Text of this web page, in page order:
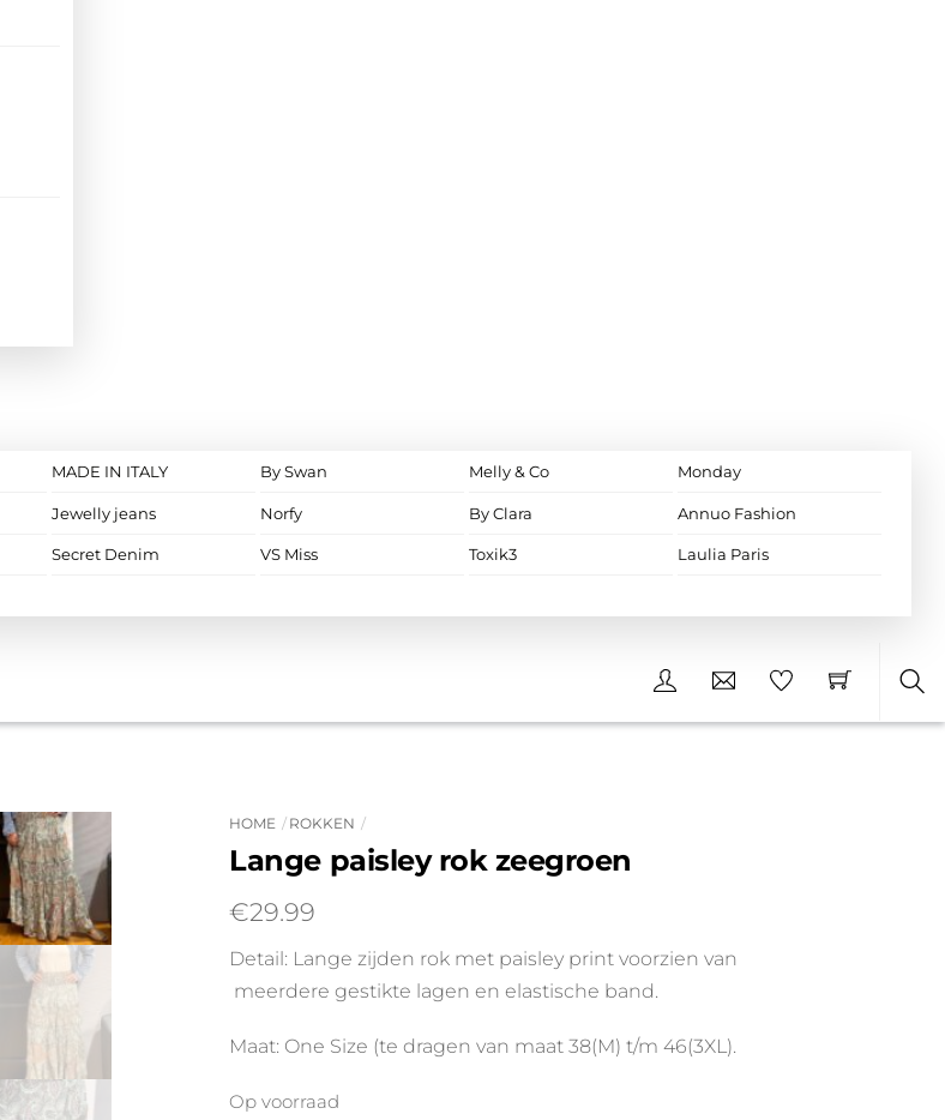
MADE IN ITALY By Swan Melly & Co Monday
Jewelly jeans Norfy By Clara Annuo Fashion
Secret Denim VS Miss Toxik3 Laulia Paris
HOME ROKKEN
Lange paisley rok zeegroen
€29.99
Detail: Lange zijden rok met paisley print voorzien van
meerdere gestikte lagen en elastische band.
Maat: One Size (te dragen van maat 38(M) t/m 46(3XL).
Op voorraad